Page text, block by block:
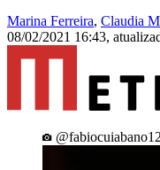
Marina Ferreira, Claudia
08/02/2021 16:43,